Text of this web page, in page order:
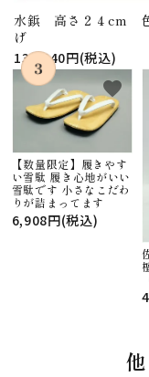
水鋲 高さ２４cm
げ
130,240円(税込)
【数量限定】履きやす
い雪駄 履き心地がいい
雪駄です 小さなこだわ
りが詰まってます
6,908円(税込)
favorite